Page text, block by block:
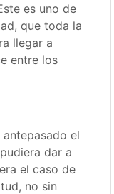
es uno de
que toda la
llegar a
entre los
el
dar a
el caso de
no sin